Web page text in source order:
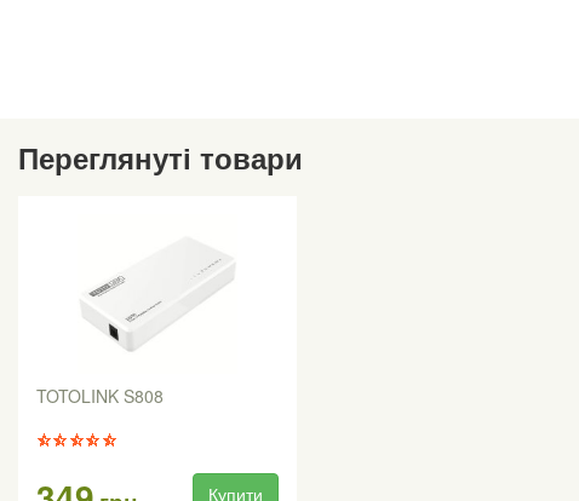
Переглянуті товари
TOTOLINK S808
Купити